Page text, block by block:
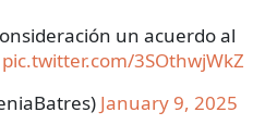
un acuerdo al
pic.twitter.com/3SOthwjWkZ
January 9, 2025